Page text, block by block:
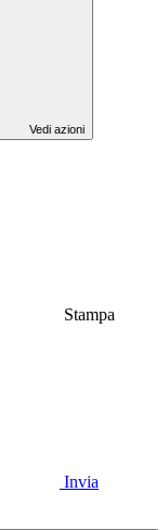
Vedi azioni
Stampa
Invia